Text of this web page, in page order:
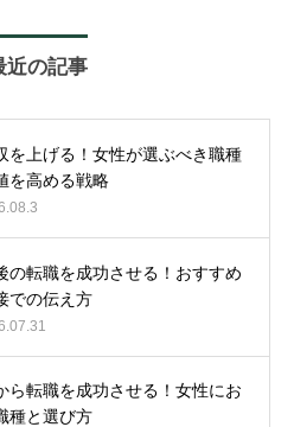
近の記事
を上げる！女性が選ぶべき職種
を高める戦略
の転職を成功させる！おすすめ
での伝え方
ら転職を成功させる！女性にお
種と選び方